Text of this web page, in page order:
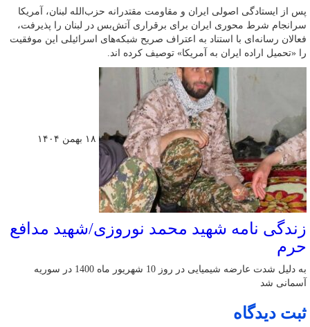
پس از ایستادگی اصولی ایران و مقاومت مقتدرانه حزب‌الله لبنان، آمریکا
سرانجام شرط محوری ایران برای برقراری آتش‌بس در لبنان را پذیرفت،
فعالان رسانه‌ای با استناد به اعتراف صریح شبکه‌های اسرائیلی این موفقیت
را «تحمیل اراده ایران به آمریکا» توصیف کرده اند.
۱۸ بهمن ۱۴۰۴
زندگی نامه شهید محمد نوروزی/شهید مدافع
حرم
به دلیل شدت عارضه شیمیایی در روز 10 شهریور ماه 1400 در سوریه
آسمانی شد
ثبت دیدگاه